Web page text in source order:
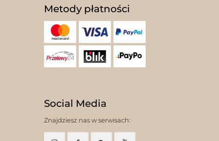
Metody płatności
Social Media
Znajdziesz nas w serwisach: